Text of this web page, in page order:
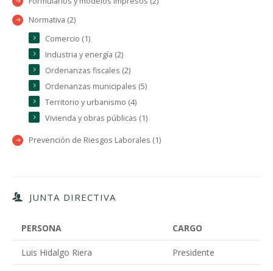
Normativa (2)
Comercio (1)
Industria y energía (2)
Ordenanzas fiscales (2)
Ordenanzas municipales (5)
Territorio y urbanismo (4)
Vivienda y obras públicas (1)
Prevención de Riesgos Laborales (1)
JUNTA DIRECTIVA
PERSONA CARGO
Luis Hidalgo Riera Presidente